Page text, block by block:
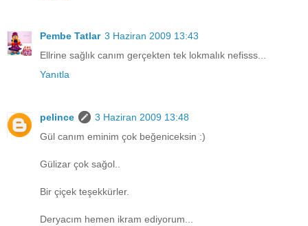
Pembe Tatlar 3 Haziran 2009 13:43
Ellrine sağlık canım gerçekten tek lokmalık nefisss...
Yanıtla
pelince
3 Haziran 2009 13:48
Gül canım eminim çok beğeniceksin :)
Gülizar çok sağol..
Bir çiçek teşekkürler.
Deryacım hemen ikram ediyorum...